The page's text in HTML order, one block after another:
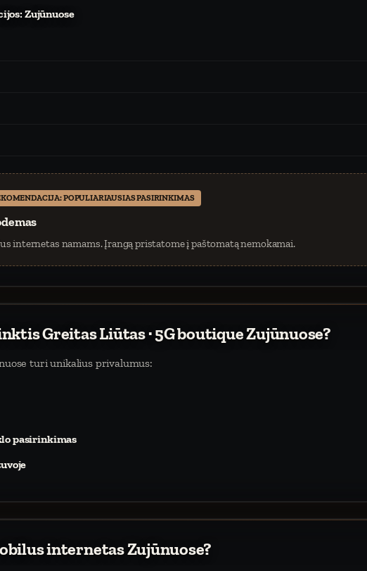
Zujūnuose
POPULIARIAUSIAS PASIRINKIMAS
internetas namams. Įrangą pristatome į paštomatą nemokamai.
Greitas Liūtas · 5G boutique Zujūnuose?
turi unikalius privalumus:
pasirinkimas
internetas Zujūnuose?